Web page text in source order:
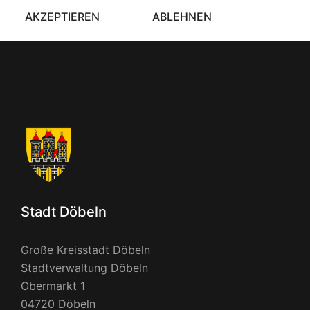
Stadt Döbeln
Große Kreisstadt Döbeln
Stadtverwaltung Döbeln
Obermarkt 1
04720 Döbeln
AKZEPTIEREN ABLEHNEN